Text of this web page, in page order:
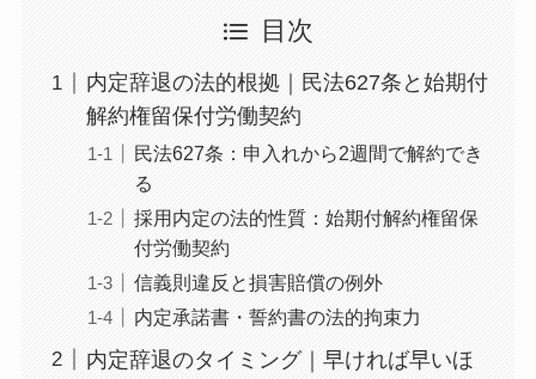
目次
内定辞退の法的根拠｜民法627条と始期付
解約権留保付労働契約
民法627条：申入れから2週間で解約でき
る
採用内定の法的性質：始期付解約権留保
付労働契約
信義則違反と損害賠償の例外
内定承諾書・誓約書の法的拘束力
内定辞退のタイミング｜早ければ早いほ